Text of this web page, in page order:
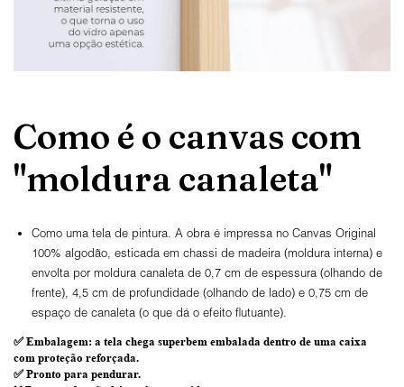
Como é o canvas com
"moldura canaleta"
Como uma tela de pintura. A obra é impressa no Canvas Original
100% algodão, esticada em chassi de madeira (moldura interna) e
envolta por moldura canaleta de 0,7 cm de espessura (olhando de
frente), 4,5 cm de profundidade (olhando de lado) e 0,75 cm de
espaço de canaleta (o que dá o efeito flutuante).
✅ Embalagem: a tela chega superbem embalada dentro de uma caixa
com proteção reforçada.
✅ Pronto para pendurar.